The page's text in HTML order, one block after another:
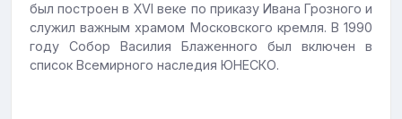
был построен в XVI веке по приказу Ивана Грозного и
служил важным храмом Московского кремля. В 1990
году Собор Василия Блаженного был включен в
список Всемирного наследия ЮНЕСКО.